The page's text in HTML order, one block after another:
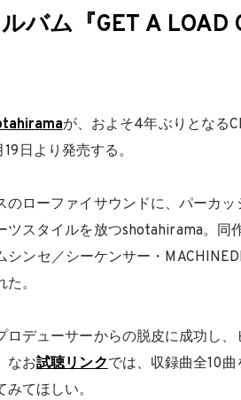
ルバム『GET A LOAD
が、およそ4年ぶりとなる
日より発売する。
のローファイサウンドに、パーカ
ツスタイルを放つshotahirama。同
ンセ／シーケンサー・
。
ロデューサーからの脱皮に成功し
なお試聴リンクでは、収録曲全10
てほしい。